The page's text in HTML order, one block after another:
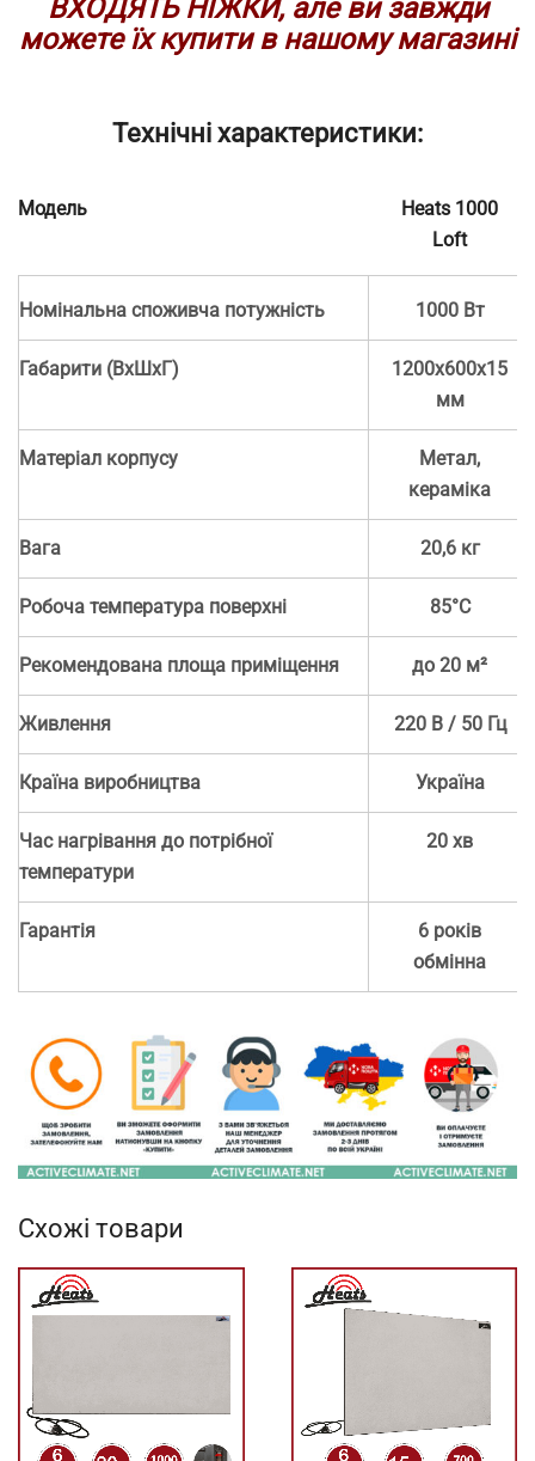
ВХОДЯТЬ НІЖКИ, але ви завжди
можете їх купити в нашому магазині
Технічні характеристики:
Модель
Heats 1000
Loft
Номінальна споживча потужність 1000 Вт
Габарити (ВхШхГ)
1200х600х15
мм
Матеріал корпусу
Метал,
кераміка
Вага 20,6 кг
Робоча температура поверхні 85°С
Рекомендована площа приміщення до 20 м²
Живлення 220 В / 50 Гц
Країна виробництва Україна
Час нагрівання до потрібної
температури
20 хв
Гарантія
6 років
обмінна
Схожі товари